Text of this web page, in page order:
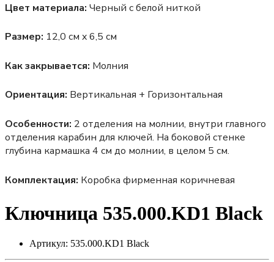
Цвет материала: Черный с белой ниткой
Размер: 12,0 см x 6,5 см
Как закрывается: Молния
Ориентация: Вертикальная + Горизонтальная
Особенности: 2 отделения на молнии, внутри главного
отделения карабин для ключей. На боковой стенке
глубина кармашка 4 см до молнии, в целом 5 см.
Комплектация: Коробка фирменная коричневая
Ключница 535.000.KD1 Black
Артикул: 535.000.KD1 Black